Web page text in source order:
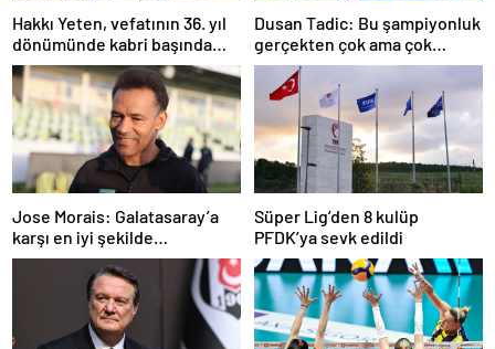
Hakkı Yeten, vefatının 36. yıl
dönümünde kabri başında
anıldı
Dusan Tadic: Bu şampiyonluk
gerçekten çok ama çok
önemli
Jose Morais: Galatasaray’a
karşı en iyi şekilde
hazırlanmamız lazım
Süper Lig’den 8 kulüp
PFDK’ya sevk edildi